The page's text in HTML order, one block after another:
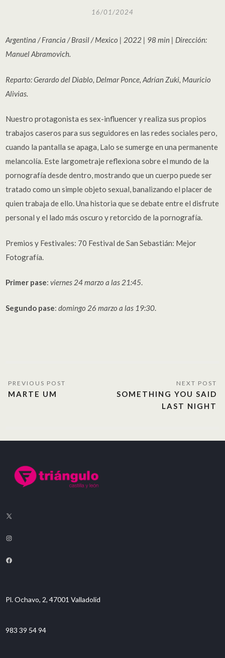
16/01/2024
Argentina / Francia / Brasil / Mexico | 2022 | 98 min | Dirección:
Manuel Abramovich.
Reparto: Gerardo del Diablo, Delmar Ponce, Adrían Zuki, Mauricio
Alivias.
Nuestro protagonista es sex-influencer y realiza sus propios
trabajos caseros para sus seguidores en las redes sociales pero,
cuando la pantalla se apaga, Lalo se sumerge en una permanente
melancolía. Este largometraje reflexiona sobre el mundo de la
pornografía desde dentro, mostrando que un cuerpo puede ser
tratado como un simple objeto sexual, banalizando el placer de
quien trabaja de ello. Una historia que se debate entre el disfrute
personal y el lado más oscuro y retorcido de la pornografía.
Premios y Festivales: 70 Festival de San Sebastián: Mejor
Fotografía.
Primer pase:viernes 24 marzo a las 21:45.
Segundo pase:domingo 26 marzo a las 19:30.
MARTE UM
SOMETHING YOU SAID
LAST NIGHT
Pl. Ochavo, 2, 47001 Valladolid
983 39 54 94